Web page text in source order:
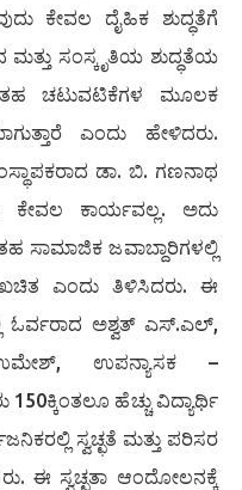
ಕೇವಲ ದೈಹಿಕ ಶುದ್ಧತೆಗೆ
ಸಂಸ್ಕೃತಿಯ ಶುದ್ಧತೆಯ
ಚಟುವಟಿಕೆಗಳ ಮೂಲಕ
ಎಂದು ಹೇಳಿದರು.
ಡಾ. ಬಿ. ಗಣನಾಥ
ಕೇವಲ ಕಾರ್ಯವಲ್ಲ. ಅದು
ಸಾಮಾಜಿಕ ಜವಾಬ್ದಾರಿಗಳಲ್ಲಿ
ಎಂದು ತಿಳಿಸಿದರು. ಈ
ಓರ್ವರಾದ ಅಶ್ವತ್ ಎಸ್.ಎಲ್,
ಉಪನ್ಯಾಸಕ –
ಹೆಚ್ಚು ವಿದ್ಯಾರ್ಥಿ
ಸ್ವಚ್ಛತೆ ಮತ್ತು ಪರಿಸರ
ಈ ಸ್ವಚ್ಛತಾ ಆಂದೋಲನಕ್ಕೆ